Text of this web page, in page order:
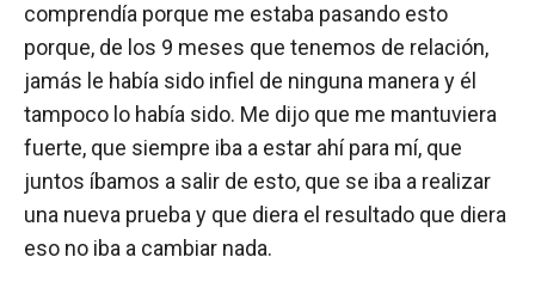
comprendía porque me estaba pasando esto
porque, de los 9 meses que tenemos de relación,
jamás le había sido infiel de ninguna manera y él
tampoco lo había sido. Me dijo que me mantuviera
fuerte, que siempre iba a estar ahí para mí, que
juntos íbamos a salir de esto, que se iba a realizar
una nueva prueba y que diera el resultado que diera
eso no iba a cambiar nada.